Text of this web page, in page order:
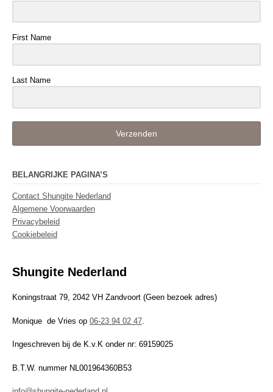
First Name
Last Name
Verzenden
BELANGRIJKE PAGINA’S
Contact Shungite Nederland
Algemene Voorwaarden
Privacybeleid
Cookiebeleid
Shungite Nederland
Koningstraat 79, 2042 VH Zandvoort (Geen bezoek adres)
Monique de Vries op 06-23 94 02 47
Ingeschreven bij de K.v.K onder nr: 69159025
B.T.W. nummer NL001964360B53